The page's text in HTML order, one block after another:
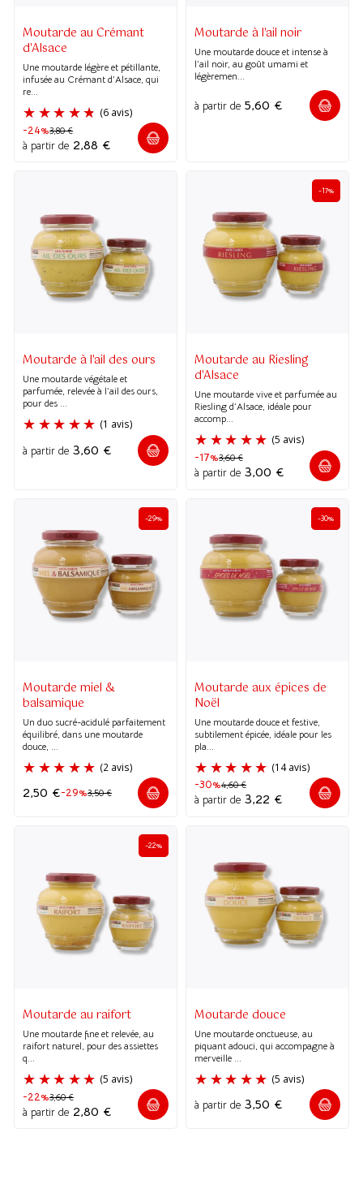
(2 avis)
Moutarde au Crémant
d'Alsace
Une moutarde légère et pétillante,
infusée au Crémant d’Alsace, qui
re...
(6 avis)
-24%3,80€
à partir de 2,88 €
Moutarde à l'ail noir
Une moutarde douce et intense à
l’ail noir, au goût umami et
légèremen...
à partir de 5,60 €
Moutarde à l'ail des ours
Une moutarde végétale et
parfumée, relevée à l’ail des ours,
pour des ...
à partir de 3,60 €
-17%
Moutarde au Riesling
d'Alsace
Une moutarde vive et parfumée au
Riesling d’Alsace, idéale pour
accomp...
-17%3,60€
à partir de 3,00 €
-29%
Moutarde miel &
balsamique
Un duo sucré-acidulé parfaitement
équilibré, dans une moutarde
douce, ...
-29%3,50€
2,50 €
-30%
Moutarde aux épices de
Noël
Une moutarde douce et festive,
subtilement épicée, idéale pour les
pla...
-30%4,60€
à partir de 3,22 €
-22%
Moutarde au raifort
Une moutarde fine et relevée, au
raifort naturel, pour des assiettes
q...
-22%3,60€
à partir de 2,80 €
Moutarde douce
Une moutarde onctueuse, au
piquant adouci, qui accompagne à
merveille ...
à partir de 3,50 €